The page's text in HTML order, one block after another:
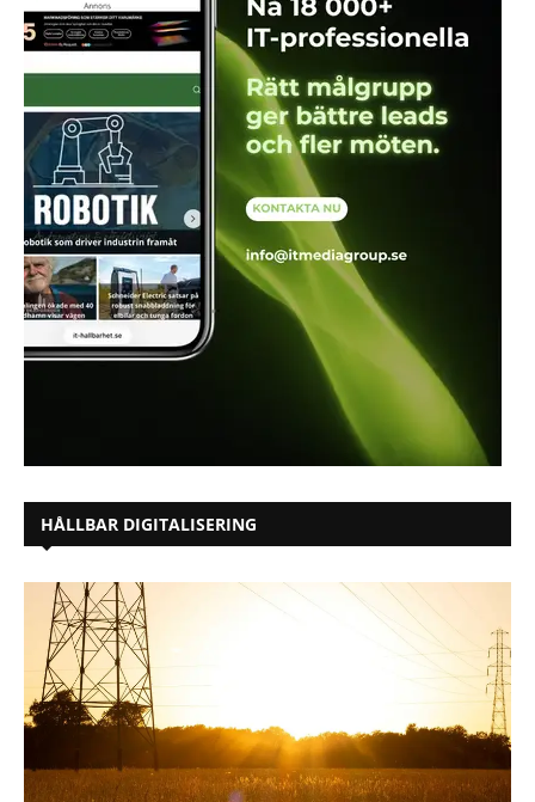
HÅLLBAR DIGITALISERING